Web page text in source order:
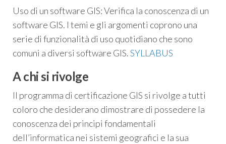
Uso di un software GIS: Verifica la conoscenza di un
software GIS. I temi e gli argomenti coprono una
serie di funzionalità di uso quotidiano che sono
comuni a diversi software GIS.SYLLABUS
A chi si rivolge
Il programma di certificazione GIS si rivolge a tutti
coloro che desiderano dimostrare di possedere la
conoscenza dei principi fondamentali
dell’informatica nei sistemi geografici e la sua